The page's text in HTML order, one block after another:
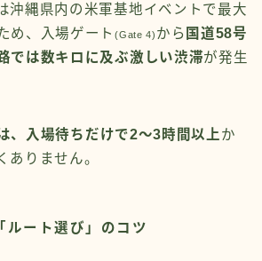
沖縄県内の米軍基地イベントで最大
め、入場ゲート(Gate 4) から 国道58号
では数キロに及ぶ激しい渋滞が発生
、入場待ちだけで2〜3時間以上 か
ありません。
ルート選び」のコツ